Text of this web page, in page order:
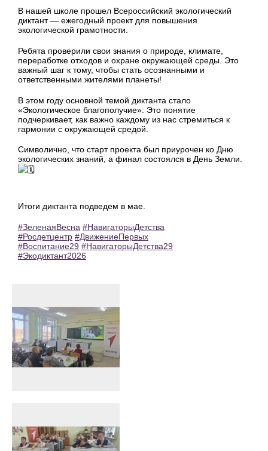
В нашей школе прошел Всероссийский экологический
диктант — ежегодный проект для повышения
экологической грамотности.
Ребята проверили свои знания о природе, климате,
переработке отходов и охране окружающей среды. Это
важный шаг к тому, чтобы стать осознанными и
ответственными жителями планеты!
В этом году основной темой диктанта стало
«Экологическое благополучие». Это понятие
подчеркивает, как важно каждому из нас стремиться к
гармонии с окружающей средой.
Символично, что старт проекта был приурочен ко Дню
экологических знаний, а финал состоялся в День Земли.
Итоги диктанта подведем в мае.
#ЗеленаяВесна #НавигаторыДетства
#Росдетцентр #ДвижениеПервых
#Воспитание29 #НавигаторыДетства29
#Экодиктант2026